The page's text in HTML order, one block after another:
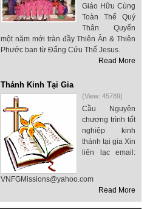
Giáo Hữu Cùng
Toàn Thể Quý
Thân Quyến
một năm mới tràn đầy Thiên Ân & Thiên
Phước ban từ Đấng Cứu Thế Jesus.
Read More
Thánh Kinh Tại Gia
(View: 45789)
Cầu Nguyện
chương trình tốt
nghiệp kinh
thánh tại gia Xin
liên lạc email:
VNFGMissions@yahoo.com
Read More